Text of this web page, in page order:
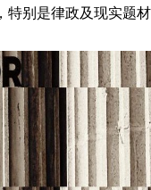
特别是律政及现实题材